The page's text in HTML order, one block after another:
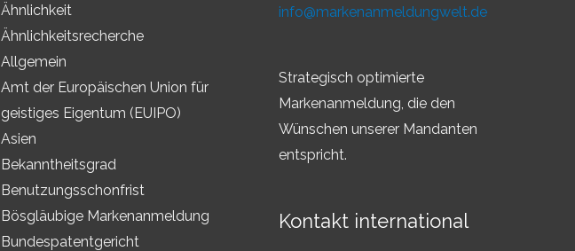
Ähnlichkeit
Ähnlichkeitsrecherche
Allgemein
Amt der Europäischen Union für
geistiges Eigentum (EUIPO)
Asien
Bekanntheitsgrad
Benutzungsschonfrist
Bösgläubige Markenanmeldung
Bundespatentgericht
info@markenanmeldungwelt.de
Strategisch optimierte
Markenanmeldung, die den
Wünschen unserer Mandanten
entspricht.
Kontakt international